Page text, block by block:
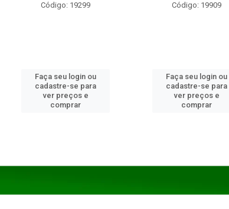
Código: 19299
Faça seu login ou
cadastre-se para
ver preços e
comprar
Código: 19909
Faça seu login ou
cadastre-se para
ver preços e
comprar